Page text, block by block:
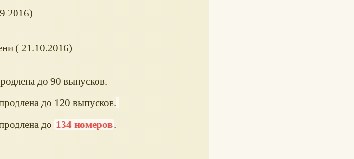
( 21.10.2016)
до 90 выпусков.
до 120 выпусков.
до 134 номеров.